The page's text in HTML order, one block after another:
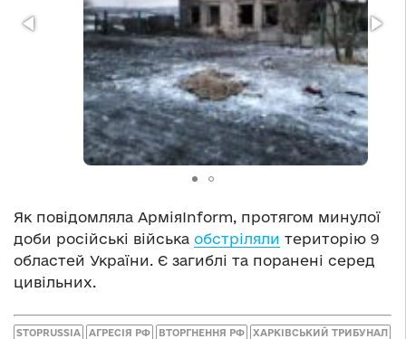
Як повідомляла АрміяInform, протягом минулої
доби російські війська обстріляли територію 9
областей України. Є загиблі та поранені серед
цивільних.
STOPRUSSIA АГРЕСІЯ РФ ВТОРГНЕННЯ РФ ХАРКІВСЬКИЙ ТРИБУНАЛ